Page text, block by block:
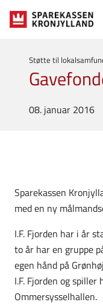
Støtte til
08. januar 2016
Sparekassen
med en ny
I.F. Fjorden har i år
to år har en gruppe
egen hånd på
I.F. Fjorden og
Ommersysselhallen.